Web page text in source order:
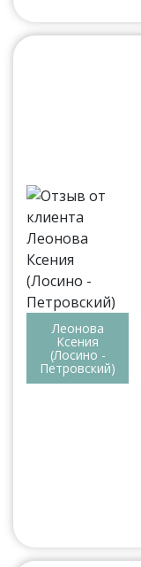
Леонова
Ксения
(Лосино -
Петровский)